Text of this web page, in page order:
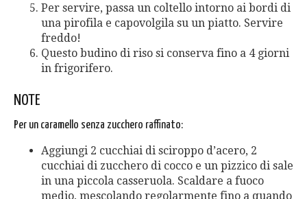
Per servire, passa un coltello intorno ai bordi di
una pirofila e capovolgila su un piatto. Servire
freddo!
Questo budino di riso si conserva fino a 4 giorni
in frigorifero.
NOTE
Per un caramello senza zucchero raffinato:
Aggiungi 2 cucchiai di sciroppo d’acero, 2
cucchiai di zucchero di cocco e un pizzico di sale
in una piccola casseruola. Scaldare a fuoco
medio, mescolando regolarmente fino a quando